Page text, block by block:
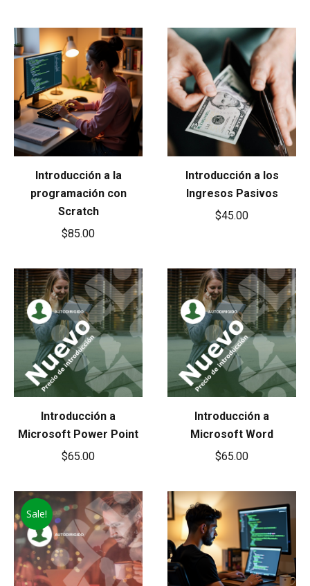
Introducción a la
programación con
Scratch
$85.00
Introducción a los
Ingresos Pasivos
$45.00
Introducción a
Microsoft Power Point
$65.00
Introducción a
Microsoft Word
$65.00
Sale!